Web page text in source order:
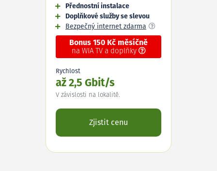
Přednostní instalace
Doplňkové služby se slevou
Bezpečný internet zdarma
Bonus 150 Kč měsíčně
na WIA TV a doplňky
Rychlost
až 2,5 Gbit/s
V závislosti na lokalitě.
Zjistit cenu